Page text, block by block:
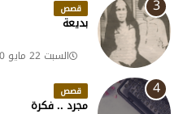
قصص
بديعة
السبت 22 مايو 2010
قصص
مجرد .. فكرة